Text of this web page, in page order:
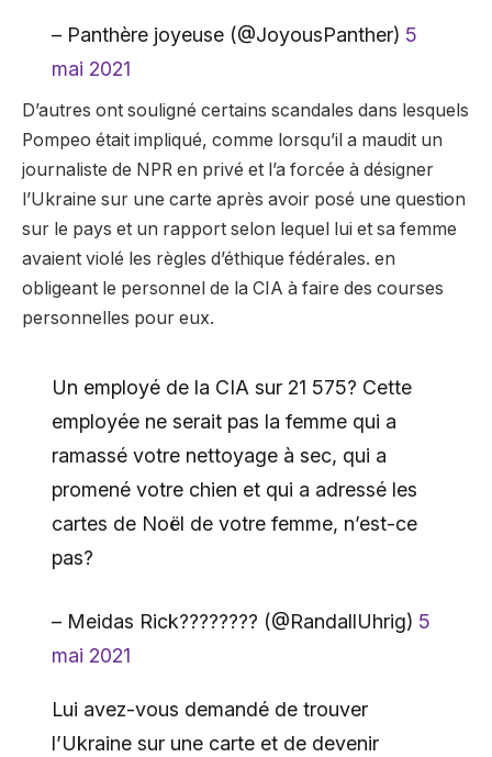
– Panthère joyeuse (@JoyousPanther) 5
mai 2021
D’autres ont souligné certains scandales dans lesquels
Pompeo était impliqué, comme lorsqu’il a maudit un
journaliste de NPR en privé et l’a forcée à désigner
l’Ukraine sur une carte après avoir posé une question
sur le pays et un rapport selon lequel lui et sa femme
avaient violé les règles d’éthique fédérales. en
obligeant le personnel de la CIA à faire des courses
personnelles pour eux.
Un employé de la CIA sur 21 575? Cette
employée ne serait pas la femme qui a
ramassé votre nettoyage à sec, qui a
promené votre chien et qui a adressé les
cartes de Noël de votre femme, n’est-ce
pas?
– Meidas Rick????️‍???? (@RandallUhrig) 5
mai 2021
Lui avez-vous demandé de trouver
l’Ukraine sur une carte et de devenir